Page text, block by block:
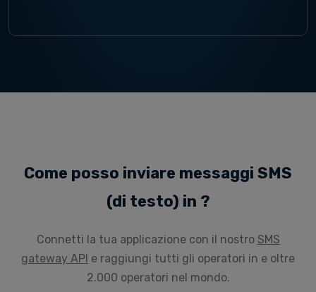
Come posso inviare messaggi SMS
(di testo) in ?
Connetti la tua applicazione con il nostro SMS
gateway API e raggiungi tutti gli operatori in e oltre
2.000 operatori nel mondo.